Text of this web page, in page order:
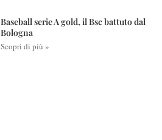
Baseball serie A gold, il Bsc battuto dal
Bologna
Scopri di più »